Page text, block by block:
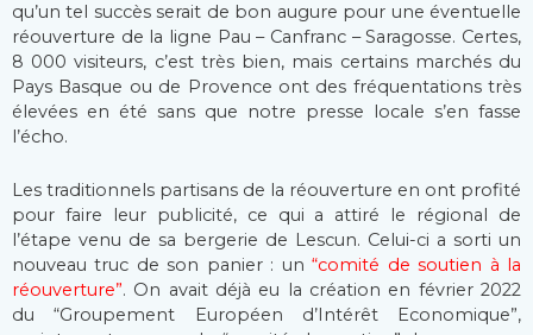
qu’un tel succès serait de bon augure pour une éventuelle
réouverture de la ligne Pau – Canfranc – Saragosse. Certes,
8 000 visiteurs, c’est très bien, mais certains marchés du
Pays Basque ou de Provence ont des fréquentations très
élevées en été sans que notre presse locale s’en fasse
l’écho.
Les traditionnels partisans de la réouverture en ont profité
pour faire leur publicité, ce qui a attiré le régional de
l’étape venu de sa bergerie de Lescun. Celui-ci a sorti un
nouveau truc de son panier : un“comité de soutien à la
réouverture”. On avait déjà eu la création en février 2022
du “Groupement Européen d’Intérêt Economique”,